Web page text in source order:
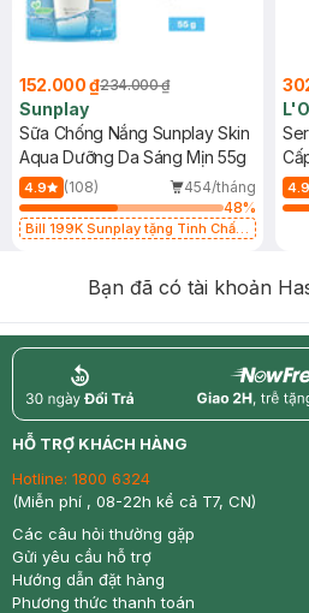
152.000 ₫234.000 ₫
Sunplay
Sữa Chống Nắng Sunplay Skin
Aqua Dưỡng Da Sáng Mịn 55g
4.9 (108)
454/tháng
48%
Bill 199K Sunplay tặng Tinh Chất
4.9
Bạn đã có tài khoản
return nowfree
HỖ TRỢ KHÁCH HÀNG
Hotline: 1800 6324
(Miễn phí , 08-22h kể cả T7, CN)
Các câu hỏi thường gặp
Gửi yêu cầu hỗ trợ
Hướng dẫn đặt hàng
Phương thức thanh toán